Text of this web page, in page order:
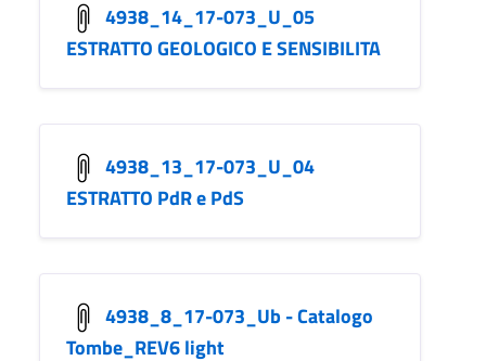
4938_14_17-073_U_05
ESTRATTO GEOLOGICO E SENSIBILITA
4938_13_17-073_U_04
ESTRATTO PdR e PdS
4938_8_17-073_Ub - Catalogo
Tombe_REV6 light